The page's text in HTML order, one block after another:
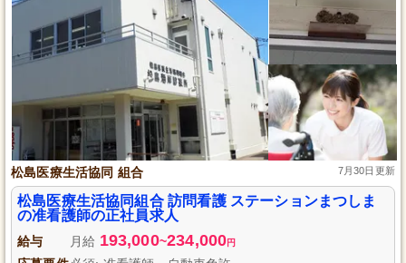
松島医療生活協同 組合 7月30日更新
松島医療生活協同組合 訪問看護 ステーションまつしま
の准看護師の正社員求人
給与 月給 193,000~234,000円